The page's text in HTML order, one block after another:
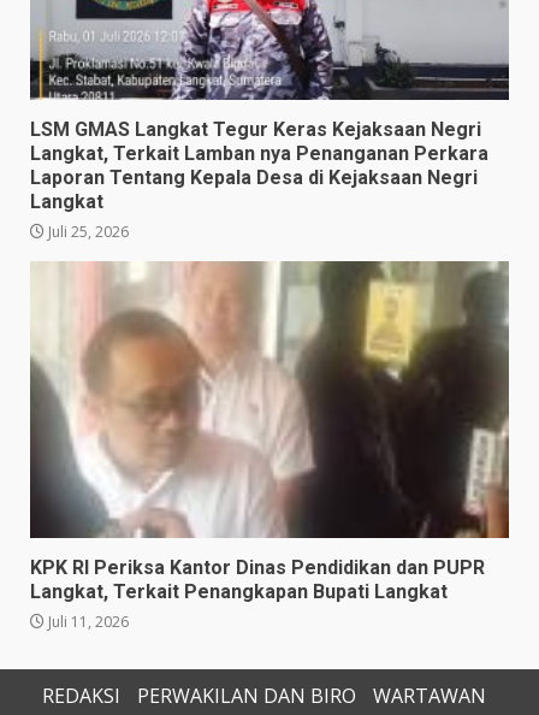
LSM GMAS Langkat Tegur Keras Kejaksaan Negri
Langkat, Terkait Lamban nya Penanganan Perkara
Laporan Tentang Kepala Desa di Kejaksaan Negri
Langkat
Juli 25, 2026
KPK RI Periksa Kantor Dinas Pendidikan dan PUPR
Langkat, Terkait Penangkapan Bupati Langkat
Juli 11, 2026
REDAKSI PERWAKILAN DAN BIRO
WARTAWAN